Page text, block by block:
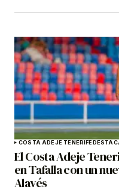
COSTA ADEJE TENERIFE
El Costa Adeje
en Tafalla con un
Alavés